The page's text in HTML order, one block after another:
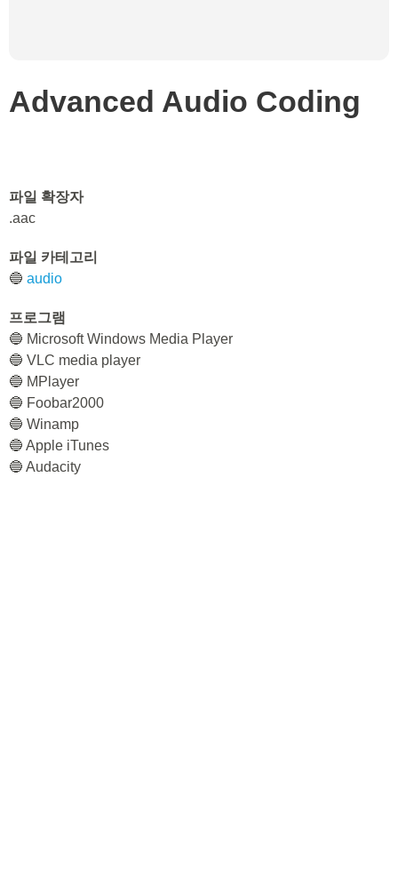
Advanced Audio Coding
파일 확장자
.aac
파일 카테고리
🔵 audio
프로그램
🔵 Microsoft Windows Media Player
🔵 VLC media player
🔵 MPlayer
🔵 Foobar2000
🔵 Winamp
🔵 Apple iTunes
🔵 Audacity